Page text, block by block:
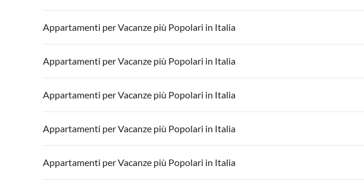
Appartamenti per Vacanze in Italia Appartamenti per Vacanze in Liguria
Appartamenti per Vacanze in Lago di Garda Appartamenti per Vacanze in Lago di Como
Appartamenti per Vacanze più Popolari in Italia
Appartamenti per Vacanze in Italia Appartamenti per Vacanze in Liguria
Appartamenti per Vacanze in Lago di Garda Appartamenti per Vacanze in Lago di Como
Appartamenti per Vacanze più Popolari in Italia
Appartamenti per Vacanze in Italia Appartamenti per Vacanze in Liguria
Appartamenti per Vacanze in Lago di Garda Appartamenti per Vacanze in Lago di Como
Appartamenti per Vacanze più Popolari in Italia
Appartamenti per Vacanze in Italia Appartamenti per Vacanze in Liguria
Appartamenti per Vacanze in Lago di Garda Appartamenti per Vacanze in Lago di Como
Appartamenti per Vacanze più Popolari in Italia
Appartamenti per Vacanze in Italia Appartamenti per Vacanze in Liguria
Appartamenti per Vacanze in Lago di Garda Appartamenti per Vacanze in Lago di Como
Appartamenti per Vacanze più Popolari in Italia